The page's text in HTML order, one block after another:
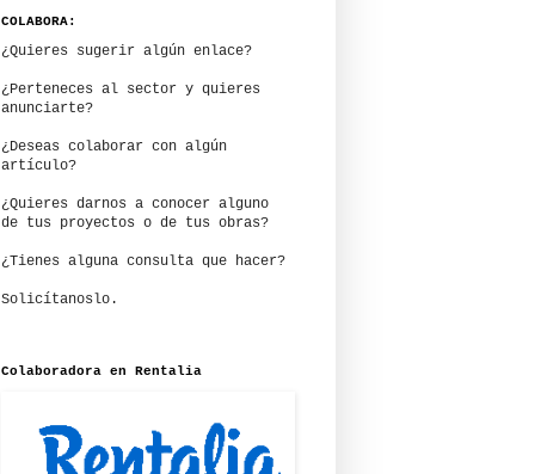
COLABORA:
¿Quieres sugerir algún enlace?
¿Perteneces al sector y quieres
anunciarte?
¿Deseas colaborar con algún
artículo?
¿Quieres darnos a conocer alguno
de tus proyectos o de tus obras?
¿Tienes alguna consulta que hacer?
Solicítanoslo.
Colaboradora en Rentalia